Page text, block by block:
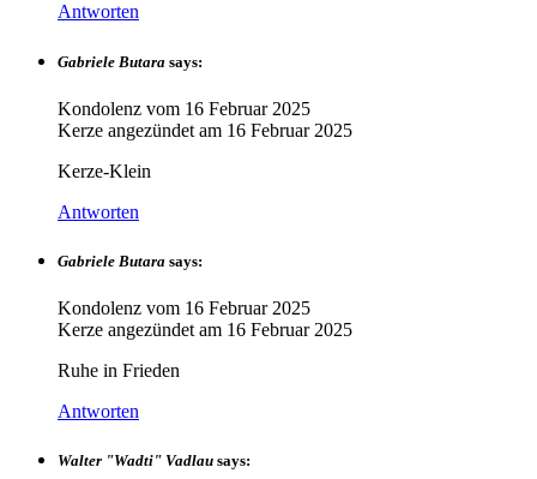
Antworten
Gabriele Butara says:
Kondolenz vom 16 Februar 2025
Kerze angezündet am 16 Februar 2025
Kerze-Klein
Antworten
Gabriele Butara says:
Kondolenz vom 16 Februar 2025
Kerze angezündet am 16 Februar 2025
Ruhe in Frieden
Antworten
Walter "Wadti" Vadlau says: